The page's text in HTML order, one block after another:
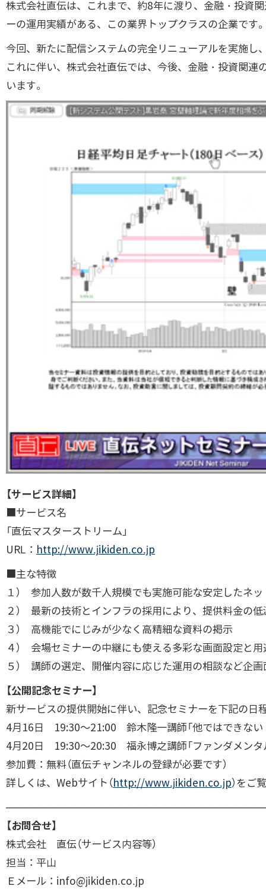
株式会社直伝は、これまで、約8年に渡り、金融・投資
ーの運用実績がある、この業界トップクラスの企業で
今回、新たに配信システムの完全リニューアルを実施
これに伴い、株式会社直伝では、今後、金融・投資関
います。
【サービス詳細】
■サービス名
「直伝マスターストリーム」
URL： http://www.jikiden.co.jp
■主な特徴
１） 参加人数が数千人規模でも実施可能な安定したネ
２） 最新の技術とインフラの採用により、提供料金の低
３） 高機能でにじみが少なく高精細な資料の掲示
４） 会場セミナーの中継にも使える多彩な画面設定と
５） 講師の選定、開催内容に応じた運用の相談など企
【公開記念セミナー】
新サービスの提供開始に伴い、記念セミナーを下記の日
4月16日 19:30～21:00 鈴木隆一講師「他ではできない
4月20日 19:30～20:30 福永博之講師「ファンダメンタ
参加費：無料（直伝チャンネルの登録が必要です）
詳しくは、Webサイト（http://www.jikiden.co.jp）をご
【お問合せ】
株式会社 直伝（サービス内容等）
担当：平山
Ｅメール：info@jikiden.co.jp